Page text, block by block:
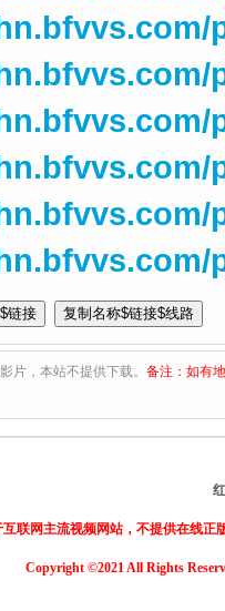
片，本站不提供下载。 备注：如有
联网主流视频网站，不提供在线
Copyright ©2021 All Rights